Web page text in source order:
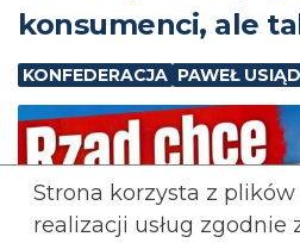
konsumenci, ale
KONFEDERACJA PAWEŁ
Strona korzysta z
realizacji usług zgodnie